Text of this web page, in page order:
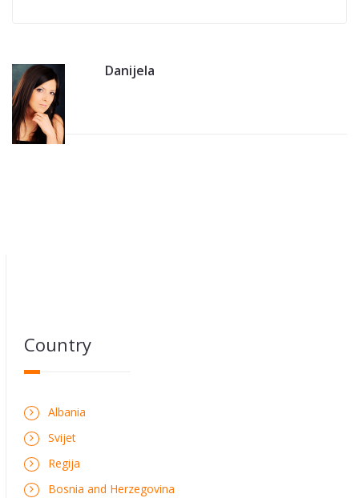
Danijela
Country
Albania
Svijet
Regija
Bosnia and Herzegovina